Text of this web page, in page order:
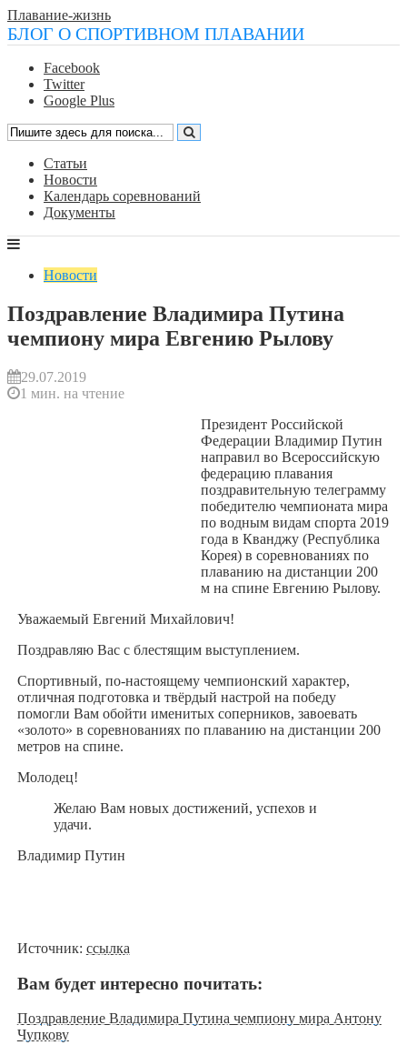
Плавание-жизнь
БЛОГ О СПОРТИВНОМ ПЛАВАНИИ
Facebook
Twitter
Google Plus
Статьи
Новости
Календарь соревнований
Документы
Новости
Поздравление Владимира Путина
чемпиону мира Евгению Рылову
29.07.2019
1 мин. на чтение
Президент Российской
Федерации Владимир Путин
направил во Всероссийскую
федерацию плавания
поздравительную телеграмму
победителю чемпионата мира
по водным видам спорта 2019
года в Кванджу (Республика
Корея) в соревнованиях по
плаванию на дистанции 200
м на спине Евгению Рылову.
Уважаемый Евгений Михайлович!
Поздравляю Вас с блестящим выступлением.
Спортивный, по-настоящему чемпионский характер,
отличная подготовка и твёрдый настрой на победу
помогли Вам обойти именитых соперников, завоевать
«золото» в соревнованиях по плаванию на дистанции 200
метров на спине.
Молодец!
Желаю Вам новых достижений, успехов и
удачи.
Владимир Путин
Источник: ссылка
Вам будет интересно почитать:
Поздравление Владимира Путина чемпиону мира Антону
Чупкову